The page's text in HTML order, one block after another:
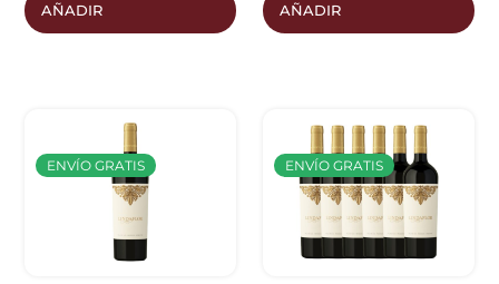
AÑADIR AÑADIR
ENVÍO GRATIS ENVÍO GRATIS